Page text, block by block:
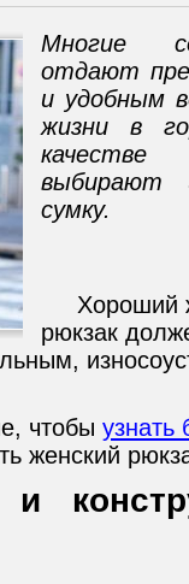
Многие
отдают
и удобным
жизни в
качестве
выбирают
сумку.
Хороший
рюкзак
чтобы узнать
женский